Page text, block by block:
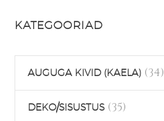
KATEGOORIAD
AUGUGA KIVID (KAELA) (34)
DEKO/SISUSTUS (35)